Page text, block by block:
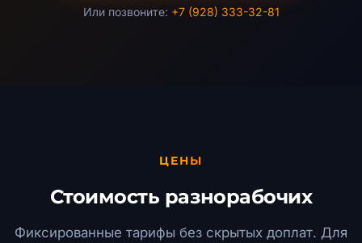
Или позвоните: +7 (928) 333-32-81
ЦЕНЫ
Стоимость разнорабочих
Фиксированные тарифы без скрытых доплат. Для